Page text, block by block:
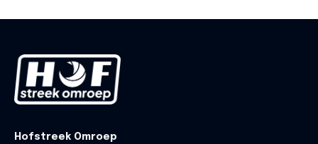
Hofstreek Omroep